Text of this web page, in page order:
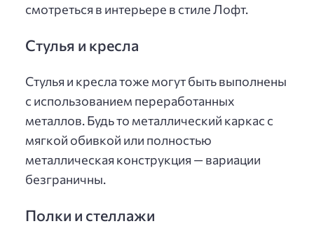
смотреться в интерьере в стиле Лофт.
Стулья и кресла
Стулья и кресла тоже могут быть выполнены
с использованием переработанных
металлов. Будь то металлический каркас с
мягкой обивкой или полностью
металлическая конструкция — вариации
безграничны.
Полки и стеллажи